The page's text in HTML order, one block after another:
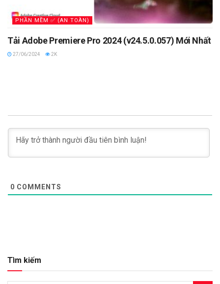
PHẦN MỀM ✅ (AN TOÀN)
Tải Adobe Premiere Pro 2024 (v24.5.0.057) Mới Nhất
27/06/2024 2K
0 COMMENTS
Tìm kiếm